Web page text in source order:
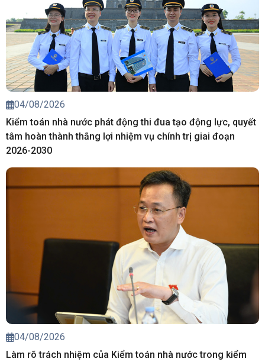
04/08/2026
Kiểm toán nhà nước phát động thi đua tạo động lực, quyết
tâm hoàn thành thắng lợi nhiệm vụ chính trị giai đoạn
2026-2030
04/08/2026
Làm rõ trách nhiệm của Kiểm toán nhà nước trong kiểm